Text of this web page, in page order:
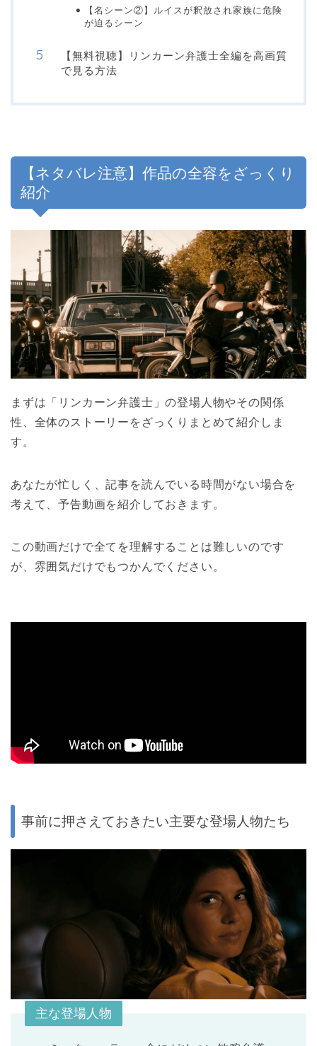
【名シーン②】ルイスが釈放され家族に危険
が迫るシーン
【無料視聴】リンカーン弁護士全編を高画質
で見る方法
【ネタバレ注意】作品の全容をざっくり
紹介
まずは「リンカーン弁護士」の登場人物やその関係
性、全体のストーリーをざっくりまとめて紹介しま
す。
あなたが忙しく、記事を読んでいる時間がない場合を
考えて、予告動画を紹介しておきます。
この動画だけで全てを理解することは難しいのです
が、雰囲気だけでもつかんでください。
事前に押さえておきたい主要な登場人物たち
主な登場人物